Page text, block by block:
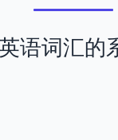
语词汇的